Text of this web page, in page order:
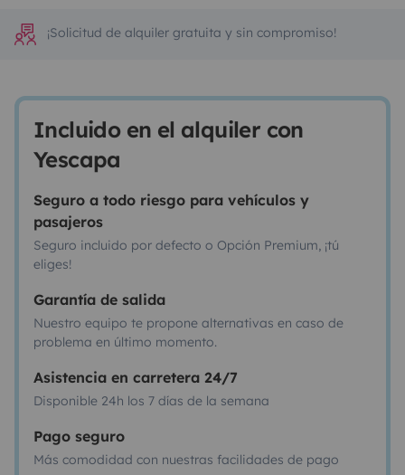
¡Solicitud de alquiler gratuita y sin compromiso!
Incluido en el alquiler con
Yescapa
Seguro a todo riesgo para vehículos y
pasajeros
Seguro incluido por defecto o Opción Premium, ¡tú
eliges!
Garantía de salida
Nuestro equipo te propone alternativas en caso de
problema en último momento.
Asistencia en carretera 24/7
Disponible 24h los 7 días de la semana
Pago seguro
Más comodidad con nuestras facilidades de pago